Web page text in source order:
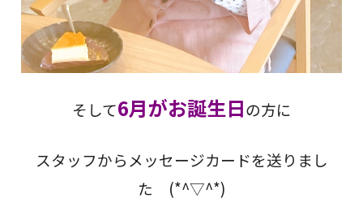
そして6月がお誕生日の方に
スタッフからメッセージカードを送りまし
た (*^▽^*)